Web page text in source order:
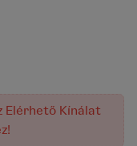
Elérhető Kínálat